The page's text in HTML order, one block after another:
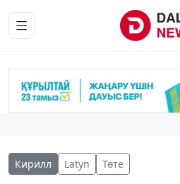
Кирилл Latyn Төте